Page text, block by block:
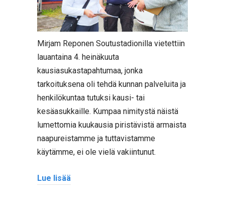
Mirjam Reponen Soutustadionilla vietettiin
lauantaina 4. heinäkuuta
kausiasukastapahtumaa, jonka
tarkoituksena oli tehdä kunnan palveluita ja
henkilökuntaa tutuksi kausi- tai
kesäasukkaille. Kumpaa nimitystä näistä
lumettomia kuukausia piristävistä armaista
naapureistamme ja tuttavistamme
käytämme, ei ole vielä vakiintunut.
Lue lisää